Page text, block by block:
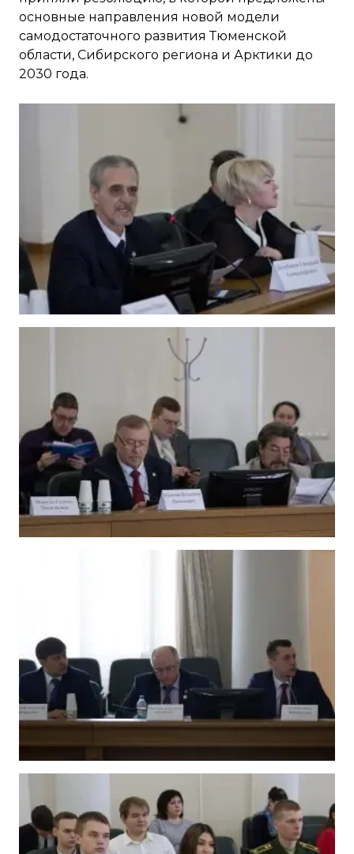
основные направления новой модели
самодостаточного развития Тюменской
области, Сибирского региона и Арктики до
2030 года.